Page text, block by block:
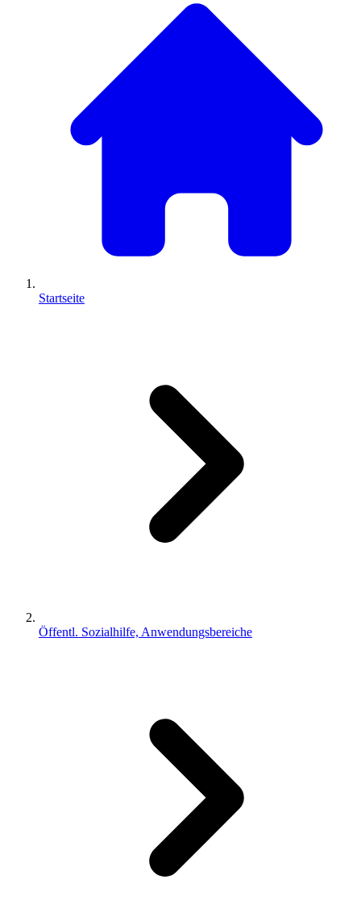
Startseite
Öffentl. Sozialhilfe, Anwendungsbereiche